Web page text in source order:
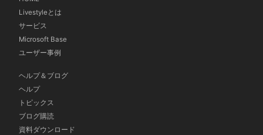
Livestyleとは
サービス
Microsoft Base
ユーザー事例
ヘルプ＆ブログ
ヘルプ
トピックス
ブログ購読
資料ダウンロード